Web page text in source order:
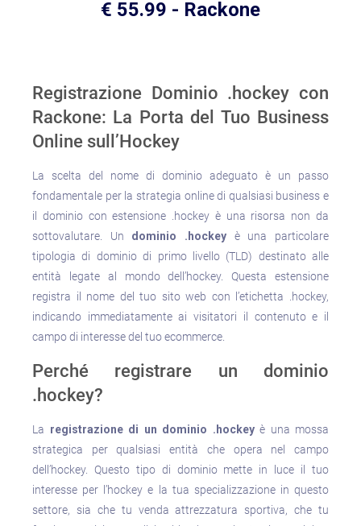
€ 55.99 - Rackone
Registrazione Dominio .hockey con
Rackone: La Porta del Tuo Business
Online sull’Hockey
La scelta del nome di dominio adeguato è un passo
fondamentale per la strategia online di qualsiasi business e
il dominio con estensione .hockey è una risorsa non da
sottovalutare. Un dominio .hockey è una particolare
tipologia di dominio di primo livello (TLD) destinato alle
entità legate al mondo dell’hockey. Questa estensione
registra il nome del tuo sito web con l’etichetta .hockey,
indicando immediatamente ai visitatori il contenuto e il
campo di interesse del tuo ecommerce.
Perché registrare un dominio
.hockey?
La registrazione di un dominio .hockeyè una mossa
strategica per qualsiasi entità che opera nel campo
dell’hockey. Questo tipo di dominio mette in luce il tuo
interesse per l’hockey e la tua specializzazione in questo
settore, sia che tu venda attrezzatura sportiva, che tu